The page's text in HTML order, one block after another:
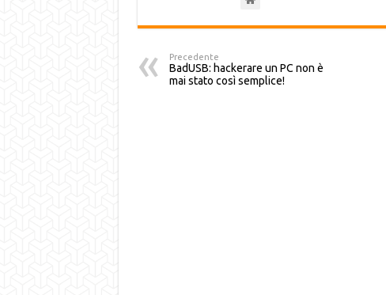
Precedente
BadUSB: hackerare un PC non è
mai stato così semplice!